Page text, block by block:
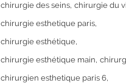
chirurgie des seins chirurgie du
chirurgie esthetique paris
chirurgie esthétique
chirurgie esthétique main
chirurgien esthetique paris 6